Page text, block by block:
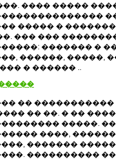
���� �����
����� �
��� ���
������� �
������, �����,
� ������ ..
��
�� ��. � ��
�����.
����,
�������
����������